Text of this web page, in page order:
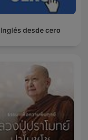
Inglés desde cero